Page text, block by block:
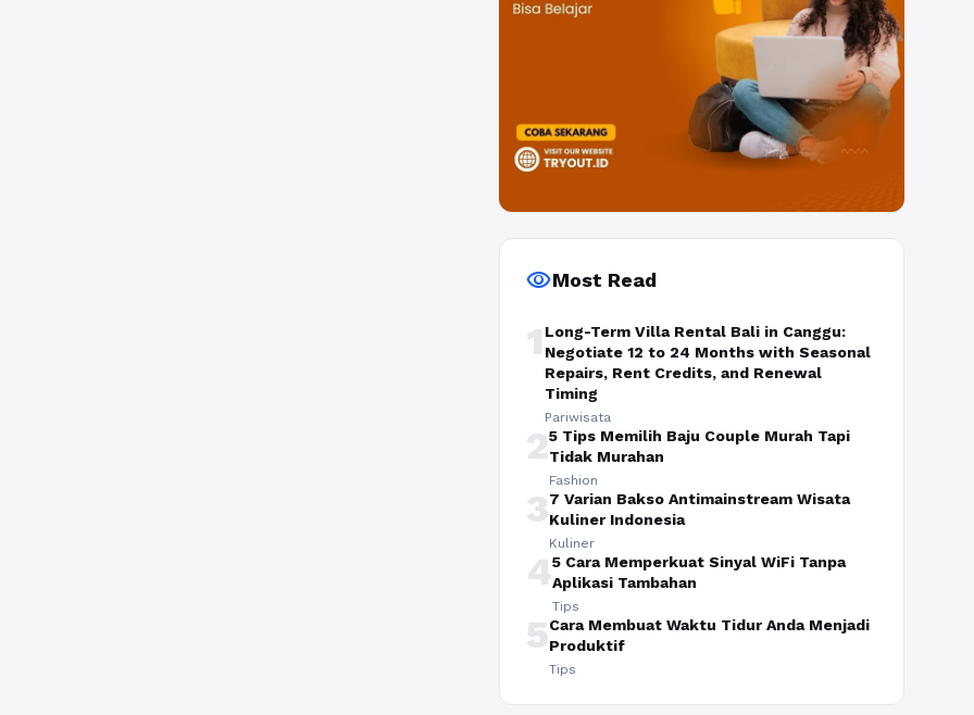
visibilityMost Read
1 Long-Term Villa Rental Bali in Canggu:
Negotiate 12 to 24 Months with Seasonal
Repairs, Rent Credits, and Renewal
Timing
Pariwisata
25 Tips Memilih Baju Couple Murah Tapi
Tidak Murahan
Fashion
37 Varian Bakso Antimainstream Wisata
Kuliner Indonesia
Kuliner
45 Cara Memperkuat Sinyal WiFi Tanpa
Aplikasi Tambahan
Tips
5Cara Membuat Waktu Tidur Anda Menjadi
Produktif
Tips